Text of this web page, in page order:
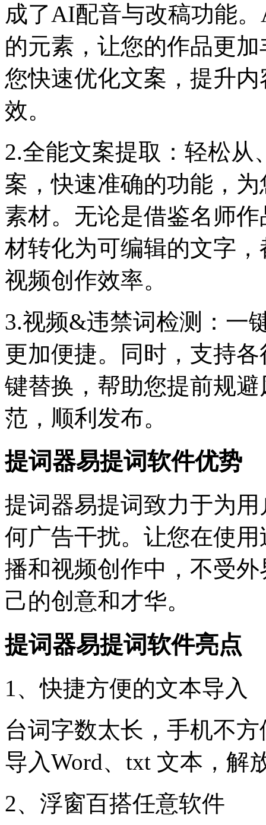
成了AI配音与改稿功能
的元素，让您的作品更
您快速优化文案，提升
效。
2.全能文案提取：轻松从
案，快速准确的功能，
素材。无论是借鉴名师
材转化为可编辑的文字
视频创作效率。
3.视频&违禁词检测：一
更加便捷。同时，支持
键替换，帮助您提前规
范，顺利发布。
提词器易提词软件优势
提词器易提词致力于为
何广告干扰。让您在使
播和视频创作中，不受
己的创意和才华。
提词器易提词软件亮点
1、快捷方便的文本导入
台词字数太长，手机不
导入Word、txt 文本，解
2、浮窗百搭任意软件